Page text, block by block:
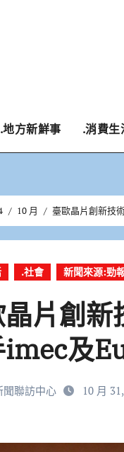
.地方新鮮事 .消費生
10 月 臺歐晶片創新技
.社會 新聞來源:勁
晶片創
imec及
聞聯訪中心 10 月